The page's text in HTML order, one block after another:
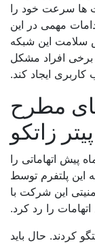
سرعت خود را
مهمی در این
این شبکه
افراد مشکل
ایجاد کند.
مطرح
زاتکو
اتهاماتی را
پلتفرم توسط
این شرکت با
را رد کرد.
حال باید